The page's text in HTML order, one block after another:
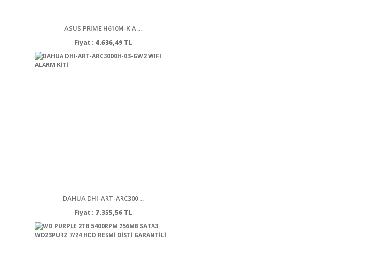
ASUS PRIME H610M-K A ...
Fiyat : 4.636,49 TL
DAHUA DHI-ART-ARC300 ...
Fiyat : 7.355,56 TL